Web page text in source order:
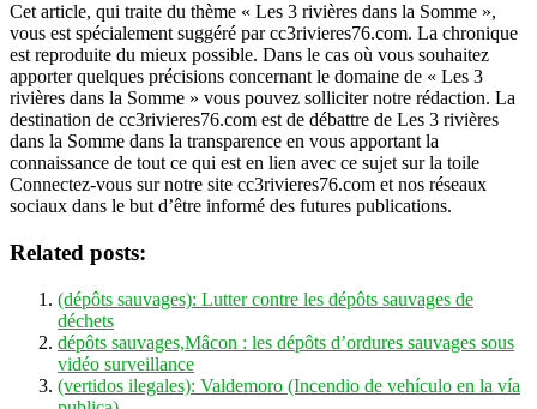
Cet article, qui traite du thème « Les 3 rivières dans la Somme »,
vous est spécialement suggéré par cc3rivieres76.com. La chronique
est reproduite du mieux possible. Dans le cas où vous souhaitez
apporter quelques précisions concernant le domaine de « Les 3
rivières dans la Somme » vous pouvez solliciter notre rédaction. La
destination de cc3rivieres76.com est de débattre de Les 3 rivières
dans la Somme dans la transparence en vous apportant la
connaissance de tout ce qui est en lien avec ce sujet sur la toile
Connectez-vous sur notre site cc3rivieres76.com et nos réseaux
sociaux dans le but d’être informé des futures publications.
Related posts:
(dépôts sauvages): Lutter contre les dépôts sauvages de
déchets
dépôts sauvages,Mâcon : les dépôts d’ordures sauvages sous
vidéo surveillance
(vertidos ilegales): Valdemoro (Incendio de vehículo en la vía